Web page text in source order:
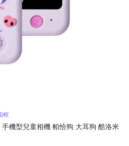
框
手機型兒童相機 帕恰狗 大耳狗 酷洛米